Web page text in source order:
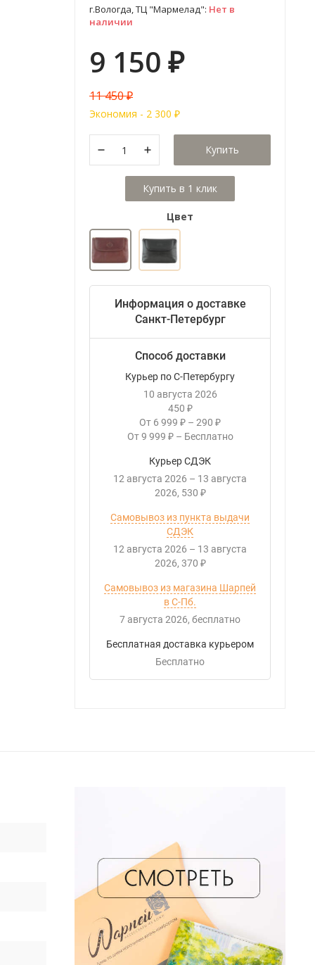
г.Вологда, ТЦ "Мармелад": Нет в
наличии
9 150 ₽
11 450₽
Экономия - 2 300 ₽
Купить
Цвет
Информация о доставке
Санкт-Петербург
Способ доставки
Курьер по С-Петербургу
10 августа 2026
450 ₽
От 6 999 ₽ – 290 ₽
От 9 999 ₽ – Бесплатно
Курьер СДЭК
12 августа 2026 – 13 августа
2026 530 ₽
Самовывоз из пункта выдачи
СДЭК
12 августа 2026 – 13 августа
2026 370 ₽
Самовывоз из магазина Шарпей
в С-Пб.
7 августа 2026
Бесплатно
Бесплатная доставка курьером
Бесплатно